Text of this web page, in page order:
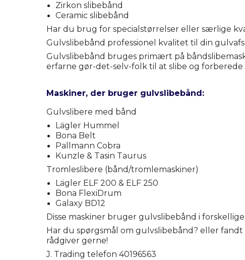
Zirkon slibebånd
Ceramic slibebånd
Har du brug for specialstørrelser eller særlige
Gulvslibebånd professionel kvalitet til din
Gulvslibebånd bruges primært på
erfarne gør-det-selv-folk til at slibe og
Maskiner, der bruger gulvslibebånd:
Gulvslibere med bånd
Lägler Hummel
Bona Belt
Pallmann Cobra
Kunzle & Tasin Taurus
Tromleslibere (bånd/tromlemaskiner)
Lägler ELF 200 & ELF 250
Bona FlexiDrum
Galaxy BD12
Disse maskiner bruger gulvslibebånd i
Har du spørgsmål om gulvslibebånd? eller
rådgiver gerne!
J. Trading telefon 40196563